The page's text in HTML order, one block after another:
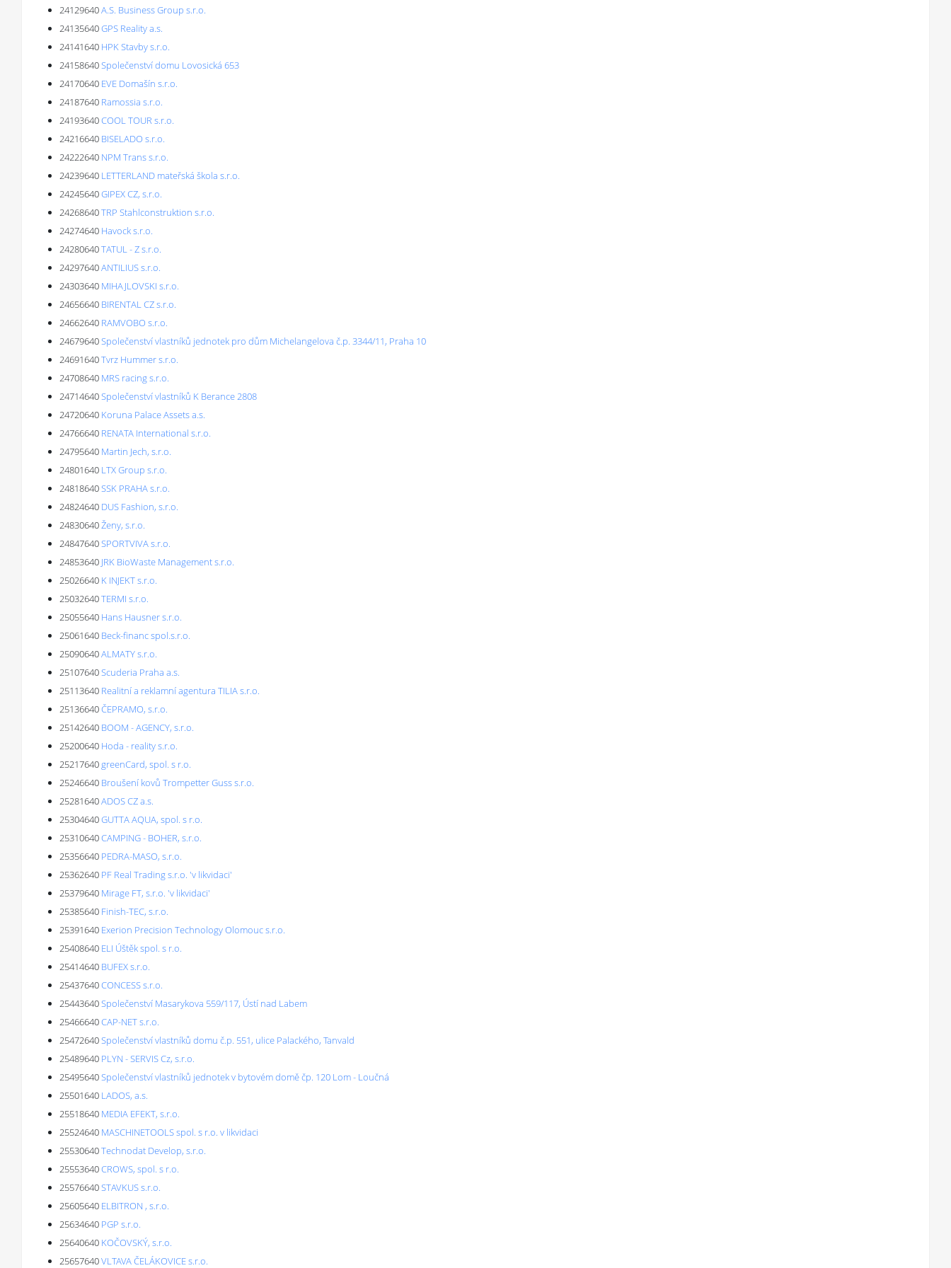
24129640A.S. Business Group s.r.o.
24135640GPS Reality a.s.
24141640 HPK Stavby s.r.o.
24158640Společenství domu Lovosická 653
24170640 EVE Domašín s.r.o.
24187640 Ramossia s.r.o.
24193640COOL TOUR s.r.o.
24216640 BISELADO s.r.o.
24222640 NPM Trans s.r.o.
24239640 LETTERLAND mateřská škola s.r.o.
24245640GIPEX CZ, s.r.o.
24268640TRP Stahlconstruktion s.r.o.
24274640 Havock s.r.o.
24280640TATUL - Z s.r.o.
24297640ANTILIUS s.r.o.
24303640 MIHAJLOVSKI s.r.o.
24656640 BIRENTAL CZ s.r.o.
24662640 RAMVOBO s.r.o.
24679640Společenství vlastníků jednotek pro dům Michelangelova č.p. 3344/11, Praha 10
24691640Tvrz Hummer s.r.o.
24708640 MRS racing s.r.o.
24714640Společenství vlastníků K Berance 2808
24720640 Koruna Palace Assets a.s.
24766640 RENATA International s.r.o.
24795640 Martin Jech, s.r.o.
24801640 LTX Group s.r.o.
24818640SSK PRAHA s.r.o.
24824640 DUS Fashion, s.r.o.
24830640Ženy, s.r.o.
24847640SPORTVIVA s.r.o.
24853640 JRK BioWaste Management s.r.o.
25026640 K INJEKT s.r.o.
25032640TERMI s.r.o.
25055640 Hans Hausner s.r.o.
25061640 Beck-financ spol.s.r.o.
25090640ALMATY s.r.o.
25107640Scuderia Praha a.s.
25113640 Realitní a reklamní agentura TILIA s.r.o.
25136640ČEPRAMO, s.r.o.
25142640 BOOM - AGENCY, s.r.o.
25200640 Hoda - reality s.r.o.
25217640greenCard, spol. s r.o.
25246640 Broušení kovů Trompetter Guss s.r.o.
25281640ADOS CZ a.s.
25304640GUTTA AQUA, spol. s r.o.
25310640CAMPING - BOHER, s.r.o.
25356640 PEDRA-MASO, s.r.o.
25362640 PF Real Trading s.r.o. 'v likvidaci'
25379640 Mirage FT, s.r.o. 'v likvidaci'
25385640 Finish-TEC, s.r.o.
25391640 Exerion Precision Technology Olomouc s.r.o.
25408640 ELI Úštěk spol. s r.o.
25414640 BUFEX s.r.o.
25437640CONCESS s.r.o.
25443640Společenství Masarykova 559/117, Ústí nad Labem
25466640CAP-NET s.r.o.
25472640Společenství vlastníků domu č.p. 551, ulice Palackého, Tanvald
25489640 PLYN - SERVIS Cz, s.r.o.
25495640Společenství vlastníků jednotek v bytovém domě čp. 120 Lom - Loučná
25501640 LADOS, a.s.
25518640 MEDIA EFEKT, s.r.o.
25524640 MASCHINETOOLS spol. s r.o. v likvidaci
25530640Technodat Develop, s.r.o.
25553640CROWS, spol. s r.o.
25576640STAVKUS s.r.o.
25605640 ELBITRON , s.r.o.
25634640 PGP s.r.o.
25640640 KOČOVSKÝ, s.r.o.
25657640VLTAVA ČELÁKOVICE s.r.o.